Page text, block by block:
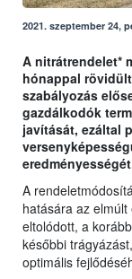
2021. szeptember 24,
A nitrátrendelet*
hónappal
szabályozás
gazdálkodók
javítását, ezáltal
A
hatására az
eltolódott, a
későbbi
optimális